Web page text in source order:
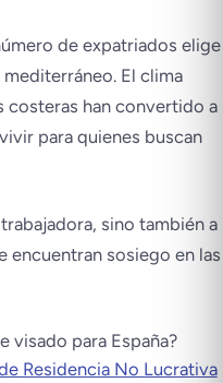
de expatriados elige
El clima
costeras han convertido a
para quienes buscan
sino también a
encuentran sosiego en las
visado para España?
Residencia No Lucrativa